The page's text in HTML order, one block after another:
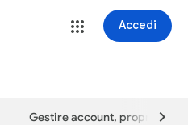
Accedi
Gestire account, proprietà e